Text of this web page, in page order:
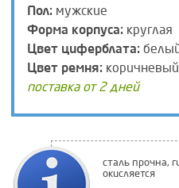
Пол: мужские
Форма корпуса: круглая
Цвет циферблата:
Цвет ремня: коричневый
поставка от 2 дней
сталь прочна,
окисляется